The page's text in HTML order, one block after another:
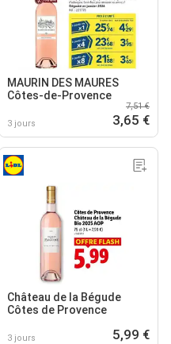
MAURIN DES MAURES
Côtes-de-Provence
3 jours
7,51 €
3,65 €
Château de la Bégude
Côtes de Provence
3 jours 5,99 €